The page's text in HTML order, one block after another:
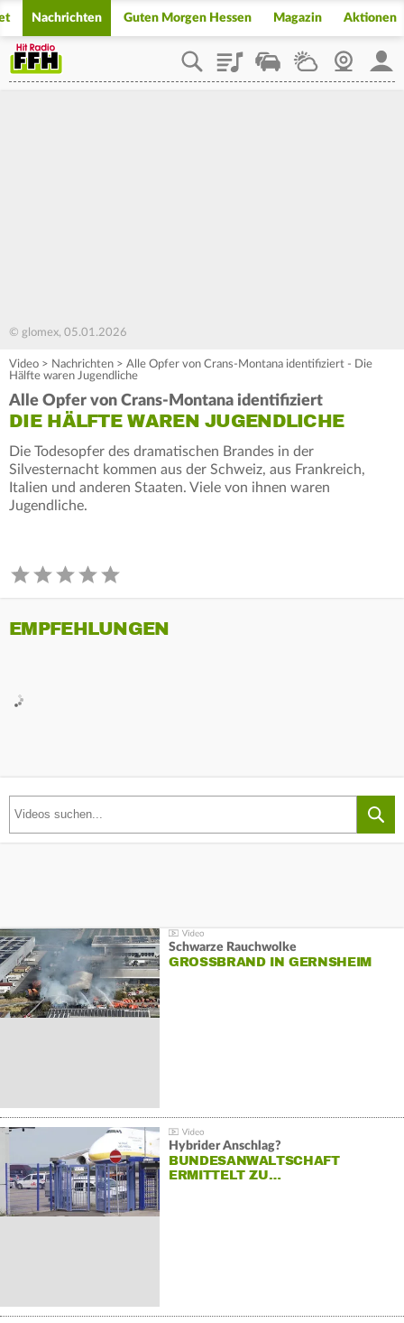
Nachrichten Guten Morgen Hessen Magazin Aktionen
PlaylistStaupilotWetterWebcam
© glomex, 05.01.2026
Video > Nachrichten > Alle Opfer von Crans-Montana identifiziert - Die
Hälfte waren Jugendliche
Alle Opfer von Crans-Montana identifiziert
DIE HÄLFTE WAREN JUGENDLICHE
Die Todesopfer des dramatischen Brandes in der
Silvesternacht kommen aus der Schweiz, aus Frankreich,
Italien und anderen Staaten. Viele von ihnen waren
Jugendliche.
EMPFEHLUNGEN
Schwarze Rauchwolke
GROSSBRAND IN GERNSHEIM
Hybrider Anschlag?
BUNDESANWALTSCHAFT
ERMITTELT ZU…